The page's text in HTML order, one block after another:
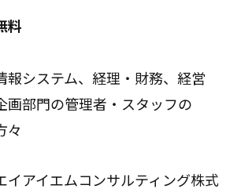
料
報システム、経理・財務、経営
画部門の管理者・スタッフの
々
イアイエムコンサルティング株式